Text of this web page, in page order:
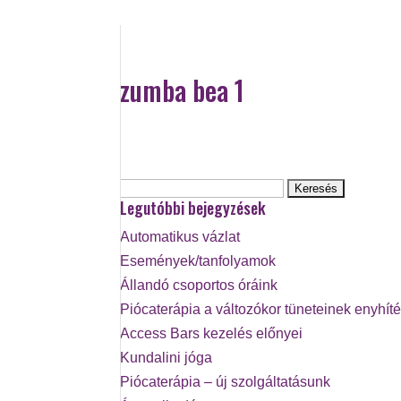
zumba bea 1
Legutóbbi bejegyzések
Automatikus vázlat
Események/tanfolyamok
Állandó csoportos óráink
Piócaterápia a változókor tüneteinek
Access Bars kezelés előnyei
Kundalini jóga
Piócaterápia – új szolgáltatásunk